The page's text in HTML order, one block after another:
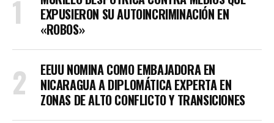
EXPUSIERON SU AUTOINCRIMINACIÓN EN
«ROBOS»
EEUU NOMINA COMO EMBAJADORA EN
NICARAGUA A DIPLOMÁTICA EXPERTA EN
ZONAS DE ALTO CONFLICTO Y TRANSICIONES